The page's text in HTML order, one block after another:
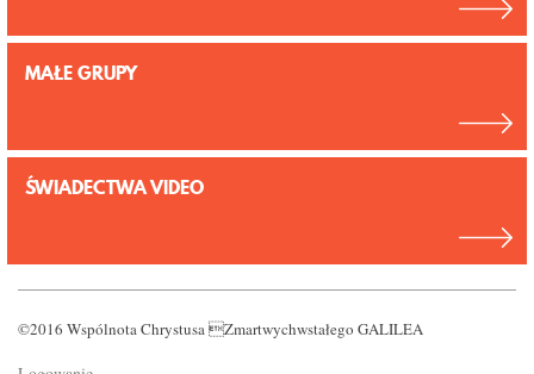
MAŁE GRUPY
ŚWIADECTWA VIDEO
©2016 Wspólnota Chrystusa Zmartwychwstałego GALILEA